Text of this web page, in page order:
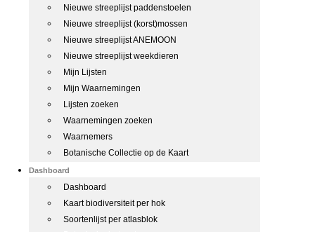
Nieuwe streeplijst paddenstoelen
Nieuwe streeplijst (korst)mossen
Nieuwe streeplijst ANEMOON
Nieuwe streeplijst weekdieren
Mijn Lijsten
Mijn Waarnemingen
Lijsten zoeken
Waarnemingen zoeken
Waarnemers
Botanische Collectie op de Kaart
Dashboard
Dashboard
Kaart biodiversiteit per hok
Soortenlijst per atlasblok